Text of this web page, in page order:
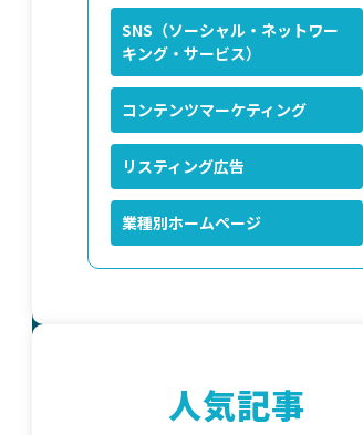
SNS（ソーシャル・ネットワー
キング・サービス）
コンテンツマーケティング
リスティング広告
業種別ホームページ
人気記事